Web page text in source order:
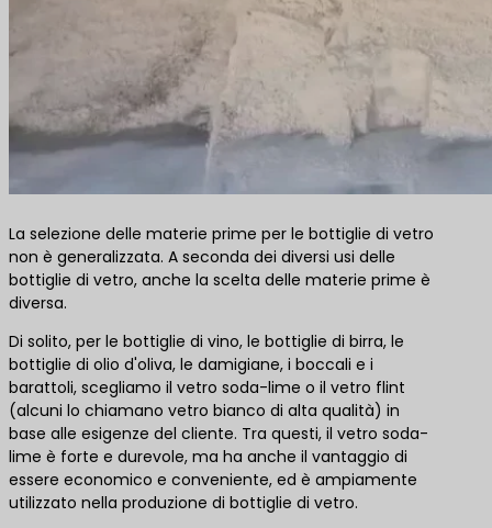
La selezione delle materie prime per le bottiglie di vetro
non è generalizzata. A seconda dei diversi usi delle
bottiglie di vetro, anche la scelta delle materie prime è
diversa.
Di solito, per le bottiglie di vino, le bottiglie di birra, le
bottiglie di olio d'oliva, le damigiane, i boccali e i
barattoli, scegliamo il vetro soda-lime o il vetro flint
(alcuni lo chiamano vetro bianco di alta qualità) in
base alle esigenze del cliente. Tra questi, il vetro soda-
lime è forte e durevole, ma ha anche il vantaggio di
essere economico e conveniente, ed è ampiamente
utilizzato nella produzione di bottiglie di vetro.